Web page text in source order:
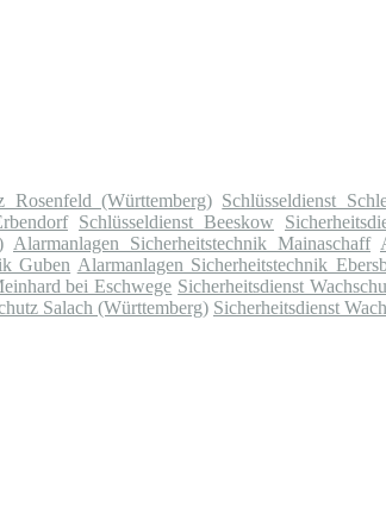
Rosenfeld (Württemberg) Schlüsseldienst
Schlüsseldienst Beeskow
Alarmanlagen Sicherheitstechnik Mainaschaff
Guben Alarmanlagen Sicherheitstechnik
bei Eschwege Sicherheitsdienst
Salach (Württemberg) Sicherheitsdienst